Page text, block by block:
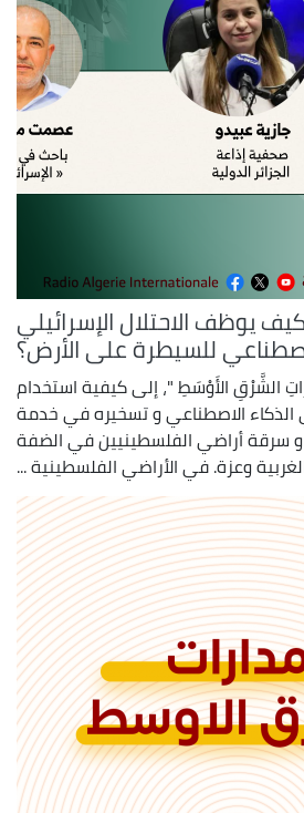
يوظف الاحتلال الإسرائيلي
للسيطرة على الأرض؟
الشَّرْقِ الأَوْسَطِ "، إلى كيفية استخدام
الذكاء الاصطناعي و تسخيره في خدمة
و سرقة أراضي الفلسطينيين في الضفة
وعزة. في الأراضي الفلسطينية ...